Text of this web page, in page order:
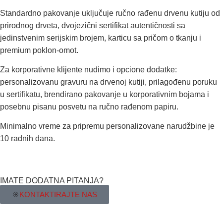
Standardno pakovanje uključuje ručno rađenu drvenu kutiju od
prirodnog drveta, dvojezični sertifikat autentičnosti sa
jedinstvenim serijskim brojem, karticu sa pričom o tkanju i
premium poklon-omot.
Za korporativne klijente nudimo i opcione dodatke:
personalizovanu gravuru na drvenoj kutiji, prilagođenu poruku
u sertifikatu, brendirano pakovanje u korporativnim bojama i
posebnu pisanu posvetu na ručno rađenom papiru.
Minimalno vreme za pripremu personalizovane narudžbine je
10 radnih dana.
IMATE DODATNA PITANJA?
KONTAKTIRAJTE NAS